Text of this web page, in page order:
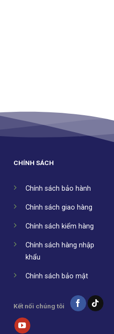
CHÍNH SÁCH
Chính sách bảo hành
Chính sách giao hàng
Chính sách kiểm hàng
Chính sách hàng nhập
khẩu
Chính sách bảo mật
Kết nối chúng tôi